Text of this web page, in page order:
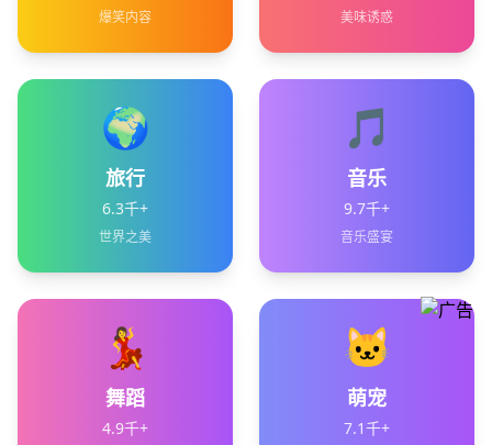
爆笑内容 美味诱惑
🌍
旅行
6.3千+
世界之美
🎵
音乐
9.7千+
音乐盛宴
💃
舞蹈
4.9千+
🐱
萌宠
7.1千+